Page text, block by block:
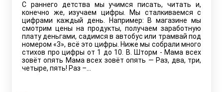
С раннего детства мы учимся писать, читать и,
конечно же, изучаем цифры. Мы сталкиваемся с
цифрами каждый день. Например: В магазине мы
смотрим цены на продукты, получаем заработную
плату деньгами, садимся в автобус или трамвай под
номером «3», всё это цифры. Ниже мы собрали много
стихов про цифры от 1 до 10. В. Шторм - Мама всех
зовёт опять Мама всех зовёт опять — Раз, два, три,
четыре, пять! Раз –…